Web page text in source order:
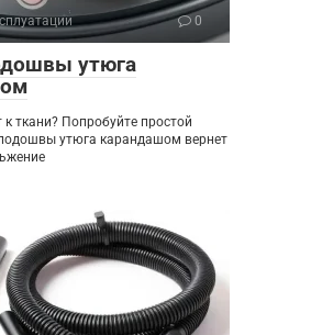
0
утюга
ткани? Попробуйте простой
утюга карандашом вернет